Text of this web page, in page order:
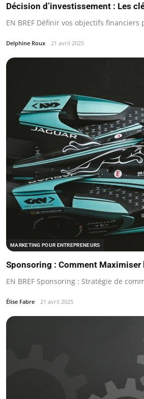
Décision d’investissement : Les
EN BREF Définir vos objectifs
Delphine Roux 21 avril 2025
MARKETING POUR ENTREPRENEURS
Sponsoring : Comment Maximiser
EN BREF Sponsoring : Stratégie de
Élise Fabre 21 avril 2025